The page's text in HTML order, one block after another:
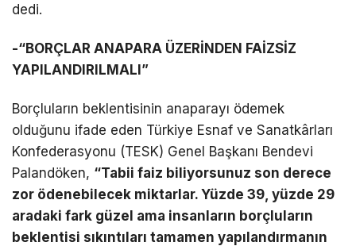
dedi.
-“BORÇLAR ANAPARA ÜZERİNDEN FAİZSİZ
YAPILANDIRILMALI”
Borçluların beklentisinin anaparayı ödemek
olduğunu ifade eden Türkiye Esnaf ve Sanatkârları
Konfederasyonu (TESK) Genel Başkanı Bendevi
Palandöken, “Tabii faiz biliyorsunuz son derece
zor ödenebilecek miktarlar. Yüzde 39, yüzde 29
aradaki fark güzel ama insanların borçluların
beklentisi sıkıntıları tamamen yapılandırmanın